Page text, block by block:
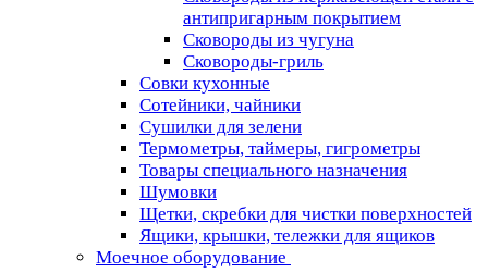
антипригарным покрытием
Сковороды из чугуна
Сковороды-гриль
Совки кухонные
Сотейники, чайники
Сушилки для зелени
Термометры, таймеры, гигрометры
Товары специального назначения
Шумовки
Щетки, скребки для чистки поверхностей
Ящики, крышки, тележки для ящиков
Моечное оборудование